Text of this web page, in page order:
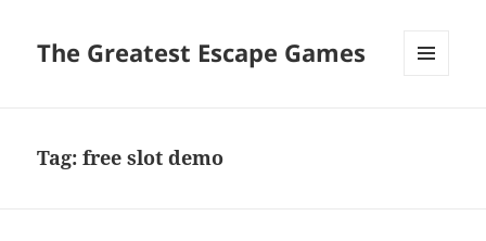
The Greatest Escape Games
Tag:free slot demo